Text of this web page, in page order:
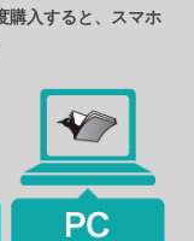
購入すると、スマホ